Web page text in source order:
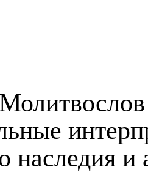
наследия и